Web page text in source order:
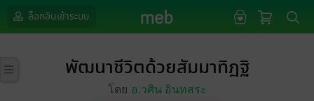
ล็อกอินเข้าระบบ
พัฒนาชีวิตด้วยสัมมาทิฏฐิ
โดย อ.วศิน อินทสระ